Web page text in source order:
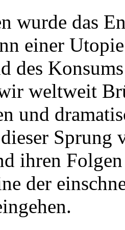
wurde das
einer
des
weltweit
und
Sprung
ihren
der